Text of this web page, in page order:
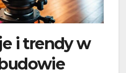
i trendy w